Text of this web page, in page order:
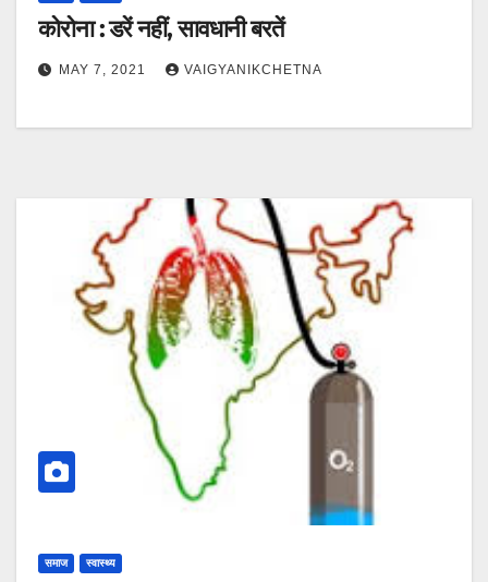
कोरोना : डरें नहीं, सावधानी बरतें
MAY 7, 2021 VAIGYANIKCHETNA
समाज स्वास्थ्य